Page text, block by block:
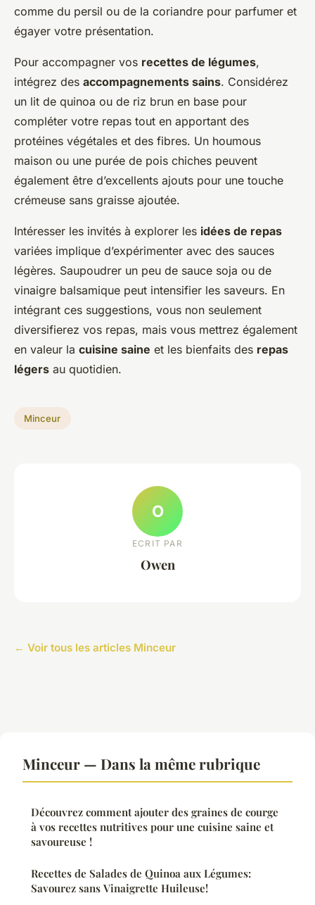
comme du persil ou de la coriandre pour parfumer et
égayer votre présentation.
Pour accompagner vos recettes de légumes,
intégrez des accompagnements sains. Considérez
un lit de quinoa ou de riz brun en base pour
compléter votre repas tout en apportant des
protéines végétales et des fibres. Un houmous
maison ou une purée de pois chiches peuvent
également être d’excellents ajouts pour une touche
crémeuse sans graisse ajoutée.
Intéresser les invités à explorer les idées de repas
variées implique d’expérimenter avec des sauces
légères. Saupoudrer un peu de sauce soja ou de
vinaigre balsamique peut intensifier les saveurs. En
intégrant ces suggestions, vous non seulement
diversifierez vos repas, mais vous mettrez également
en valeur la cuisine saine et les bienfaits des repas
légers au quotidien.
Minceur
O
ECRIT PAR
Owen
← Voir tous les articles Minceur
Minceur — Dans la même rubrique
Découvrez comment ajouter des graines de courge
à vos recettes nutritives pour une cuisine saine et
savoureuse !
Recettes de Salades de Quinoa aux Légumes:
Savourez sans Vinaigrette Huileuse!